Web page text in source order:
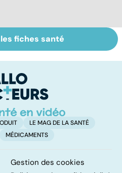
Don de gamètes :
le pour et le
levée de
l'anonymat
fiches santé
LE MAG DE LA SANTÉ
MÉDICAMENTS
Gestion des cookies